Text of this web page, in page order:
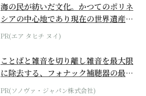
海の民が紡いだ文化。かつてのポリネ
シアの中心地であり現在の世界遺産か
らみえてくる...
PR(エア タヒチ ヌイ)
ことばと雑音を切り離し雑音を最大限
に除去する、フォナック補聴器の最上
位モデル
PR(ソノヴァ・ジャパン株式会社)